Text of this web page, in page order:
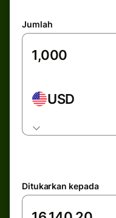
Jumlah
USD
Ditukarkan kepada